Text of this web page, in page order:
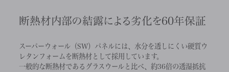
断熱材内部の結露による劣化を60年保証
スーパーウォール（SW）パネルには、水分を透しにくい硬質ウ
レタンフォームを断熱材として採用しています。
一般的な断熱材であるグラスウールと比べ、約36倍の透湿抵抗